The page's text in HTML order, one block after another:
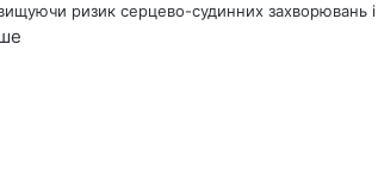
ризик серцево-судинних захворювань і